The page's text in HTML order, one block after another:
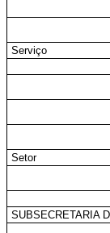
Serviço
Setor
SUBSECRETARIA